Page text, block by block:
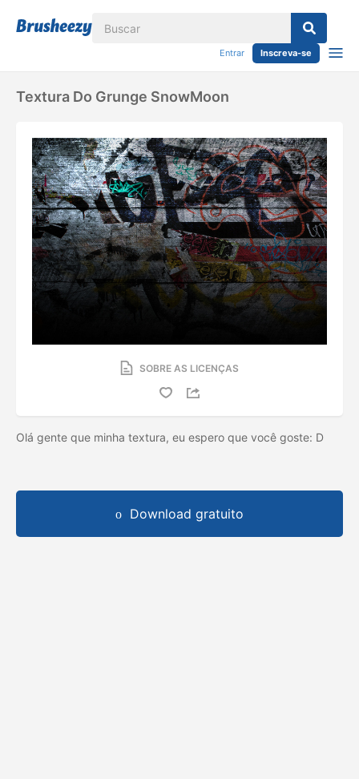
Entrar Inscreva-se
Textura Do Grunge SnowMoon
SOBRE AS LICENÇAS
Olá gente que minha textura, eu espero que você goste: D
Download gratuito